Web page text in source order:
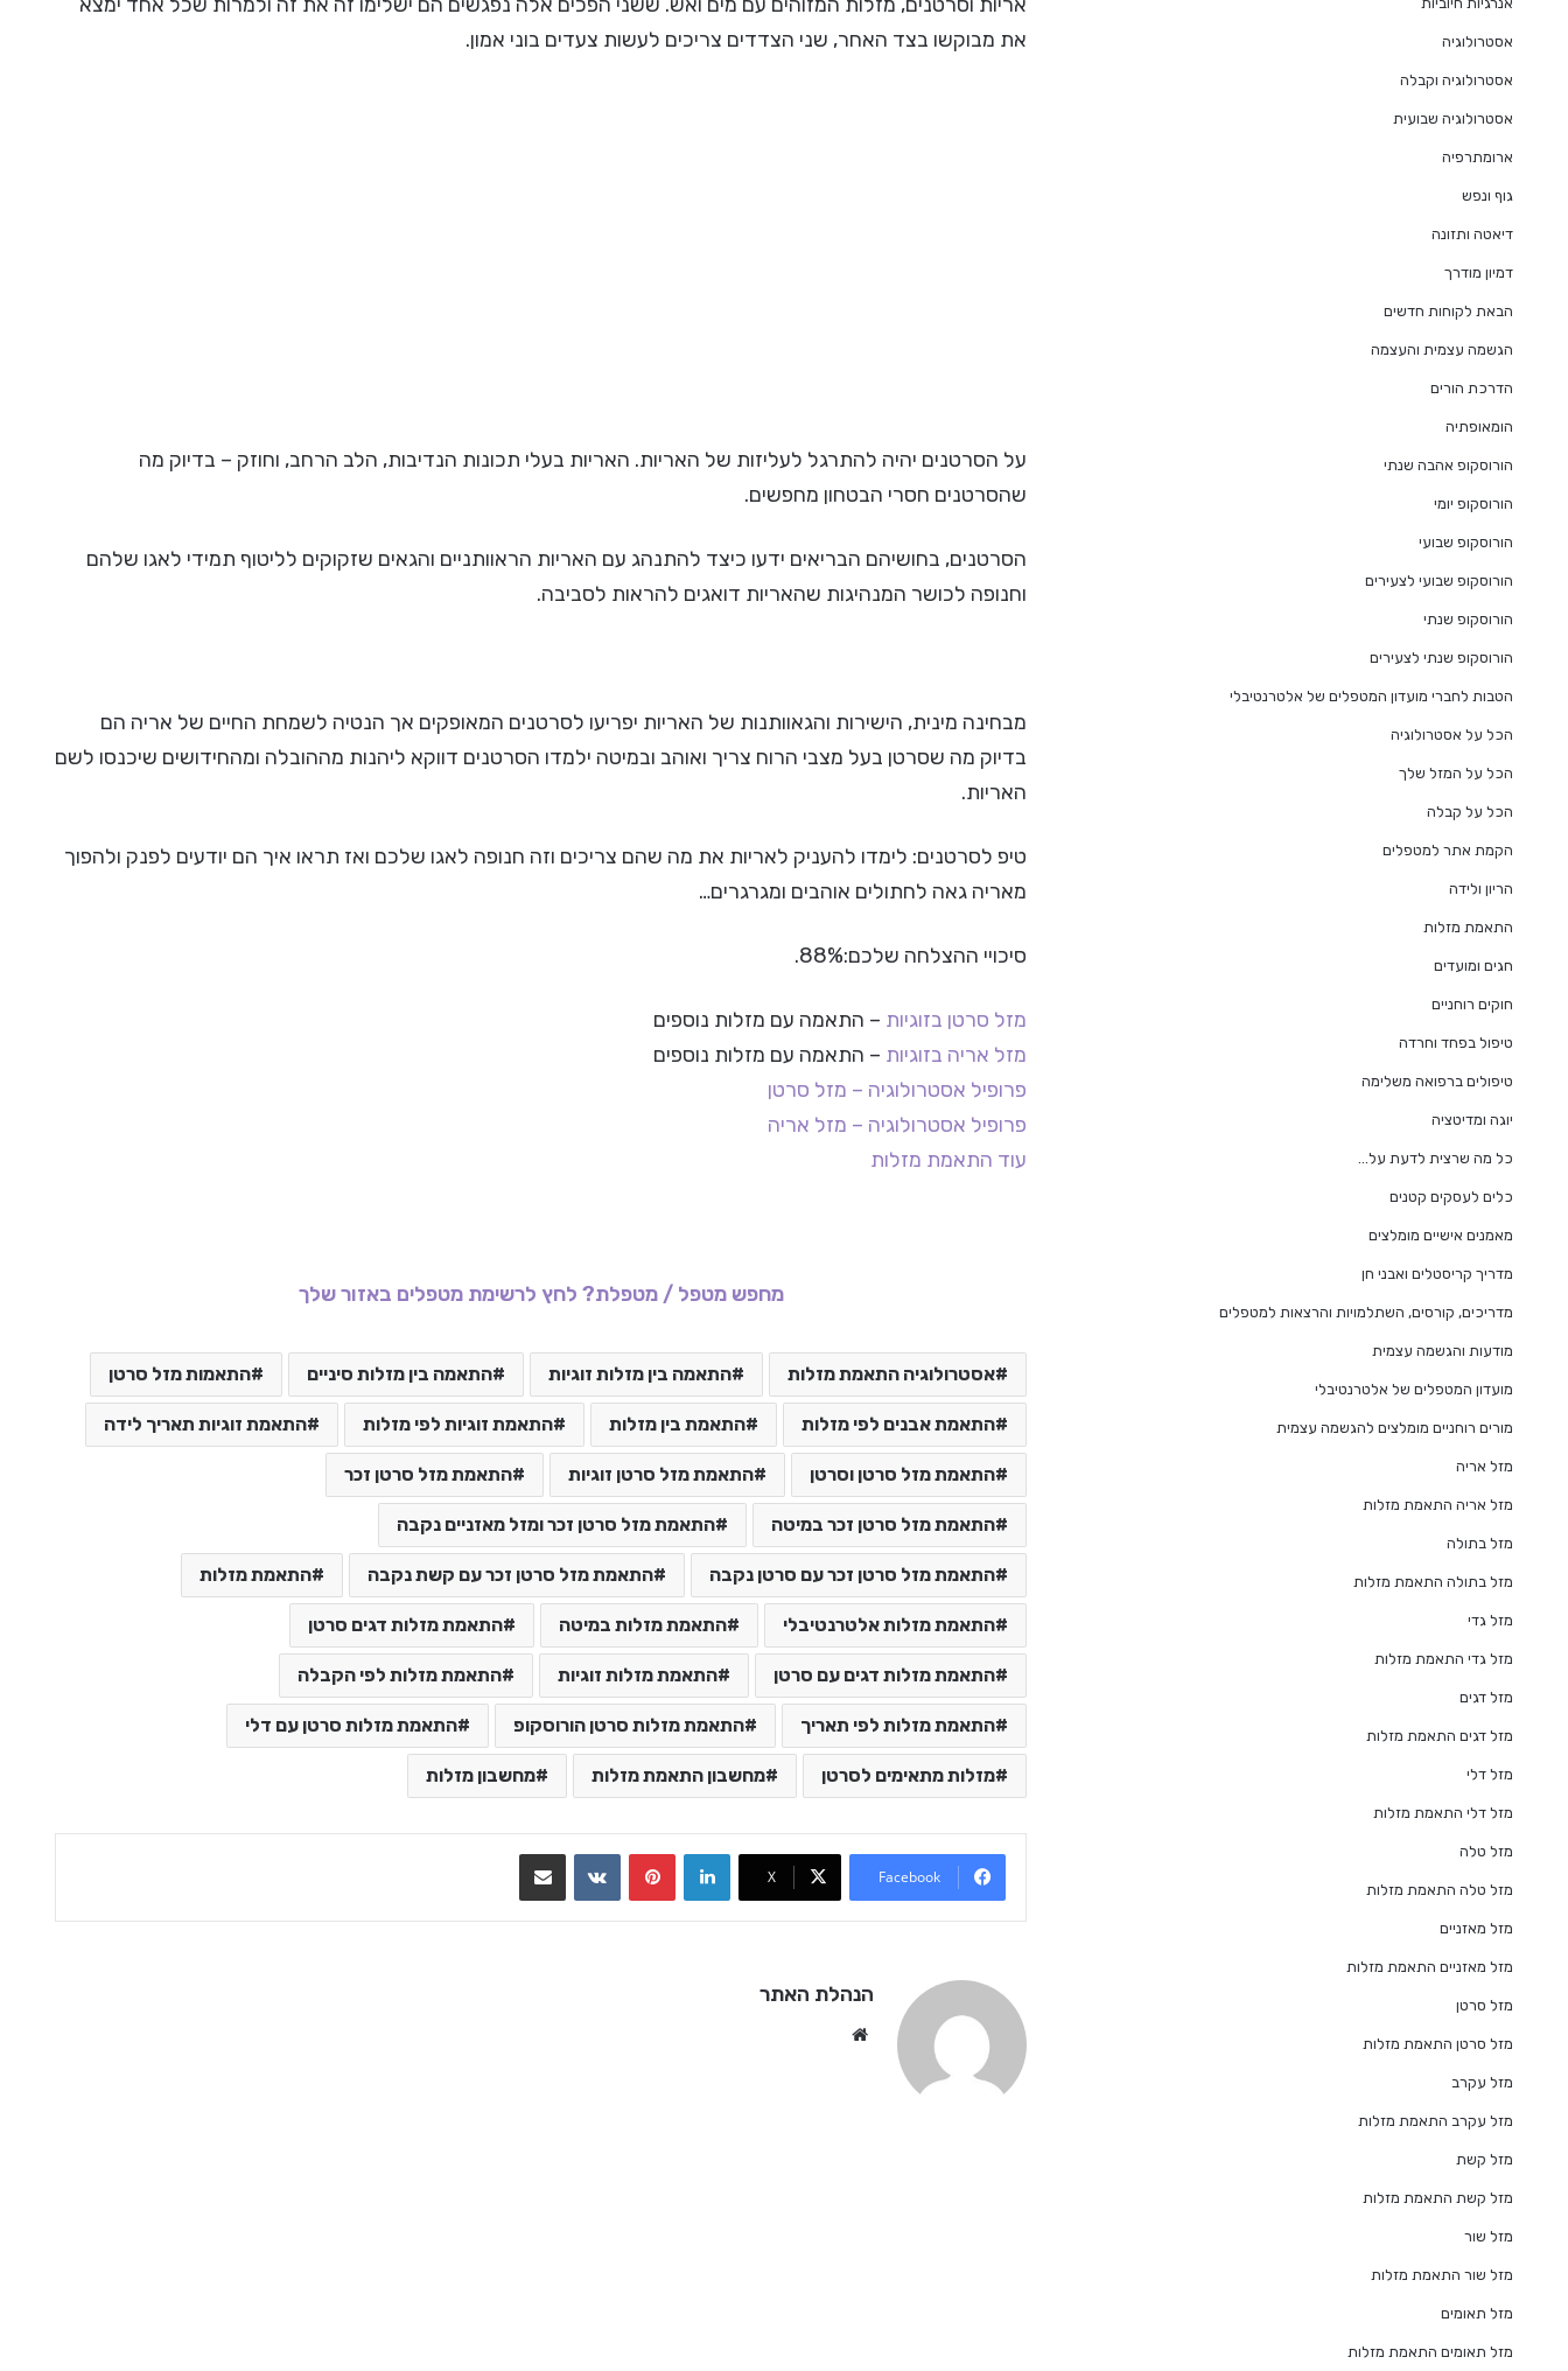
את מבוקשו בצד האחר, שני הצדדים צריכים לעשות צעדים בוני אמון.
על הסרטנים יהיה להתרגל לעליזות של האריות. האריות בעלי תכונות הנדיבות, הלב הרחב, וחוזק – בדיוק מה
שהסרטנים חסרי הבטחון מחפשים.
הסרטנים, בחושיהם הבריאים ידעו כיצד להתנהג עם האריות הראוותניים והגאים שזקוקים לליטוף תמידי לאגו שלהם
וחנופה לכושר המנהיגות שהאריות דואגים להראות לסביבה.
מבחינה מינית, הישירות והגאוותנות של האריות יפריעו לסרטנים המאופקים אך הנטיה לשמחת החיים של אריה הם
בדיוק מה שסרטן בעל מצבי הרוח צריך ואוהב ובמיטה ילמדו הסרטנים דווקא ליהנות מההובלה ומהחידושים שיכנסו לשם
האריות.
טיפ לסרטנים: לימדו להעניק לאריות את מה שהם צריכים וזה חנופה לאגו שלכם ואז תראו איך הם יודעים לפנק ולהפוך
מאריה גאה לחתולים אוהבים ומגרגרים…
סיכויי ההצלחה שלכם:88%.
מזל סרטן בזוגיות – התאמה עם מזלות נוספים
מזל אריה בזוגיות – התאמה עם מזלות נוספים
פרופיל אסטרולוגיה – מזל סרטן
פרופיל אסטרולוגיה – מזל אריה
עוד התאמת מזלות
מחפש מטפל / מטפלת? לחץ לרשימת מטפלים באזור שלך
אסטרולוגיה התאמת מזלות התאמה בין מזלות זוגיות התאמה בין מזלות סיניים התאמות מזל סרטן
התאמת אבנים לפי מזלות התאמת בין מזלות התאמת זוגיות לפי מזלות התאמת זוגיות תאריך לידה
התאמת מזל סרטן וסרטן התאמת מזל סרטן זוגיות התאמת מזל סרטן זכר
התאמת מזל סרטן זכר במיטה התאמת מזל סרטן זכר ומזל מאזניים נקבה
התאמת מזל סרטן זכר עם סרטן נקבה התאמת מזל סרטן זכר עם קשת נקבה התאמת מזלות
התאמת מזלות אלטרנטיבלי התאמת מזלות במיטה התאמת מזלות דגים סרטן
התאמת מזלות דגים עם סרטן התאמת מזלות זוגיות התאמת מזלות לפי הקבלה
התאמת מזלות לפי תאריך התאמת מזלות סרטן הורוסקופ התאמת מזלות סרטן עם דלי
מזלות מתאימים לסרטן מחשבון התאמת מזלות מחשבון מזלות
Facebook
X
LinkedIn
Pinterest
VKontakte שתף בדואר אלקטרוני
הנהלת האתר
אסטרולוגיה
אסטרולוגיה וקבלה
אסטרולוגיה שבועית
ארומתרפיה
גוף ונפש
דיאטה ותזונה
דמיון מודרך
הבאת לקוחות חדשים
הגשמה עצמית והעצמה
הדרכת הורים
הומאופתיה
הורוסקופ אהבה שנתי
הורוסקופ יומי
הורוסקופ שבועי
הורוסקופ שבועי לצעירים
הורוסקופ שנתי
הורוסקופ שנתי לצעירים
הטבות לחברי מועדון המטפלים של אלטרנטיבלי
הכל על אסטרולוגיה
הכל על המזל שלך
הכל על קבלה
הקמת אתר למטפלים
הריון ולידה
התאמת מזלות
חגים ומועדים
חוקים רוחניים
טיפול בפחד וחרדה
טיפולים ברפואה משלימה
יוגה ומדיטציה
כל מה שרצית לדעת על…
כלים לעסקים קטנים
מאמנים אישיים מומלצים
מדריך קריסטלים ואבני חן
מדריכים, קורסים, השתלמויות והרצאות למטפלים
מודעות והגשמה עצמית
מועדון המטפלים של אלטרנטיבלי
מורים רוחניים מומלצים להגשמה עצמית
מזל אריה
מזל אריה התאמת מזלות
מזל בתולה
מזל בתולה התאמת מזלות
מזל גדי
מזל גדי התאמת מזלות
מזל דגים
מזל דגים התאמת מזלות
מזל דלי
מזל דלי התאמת מזלות
מזל טלה
מזל טלה התאמת מזלות
מזל מאזניים
מזל מאזניים התאמת מזלות
מזל סרטן
מזל סרטן התאמת מזלות
מזל עקרב
מזל עקרב התאמת מזלות
מזל קשת
מזל קשת התאמת מזלות
מזל שור
מזל שור התאמת מזלות
מזל תאומים
מזל תאומים התאמת מזלות